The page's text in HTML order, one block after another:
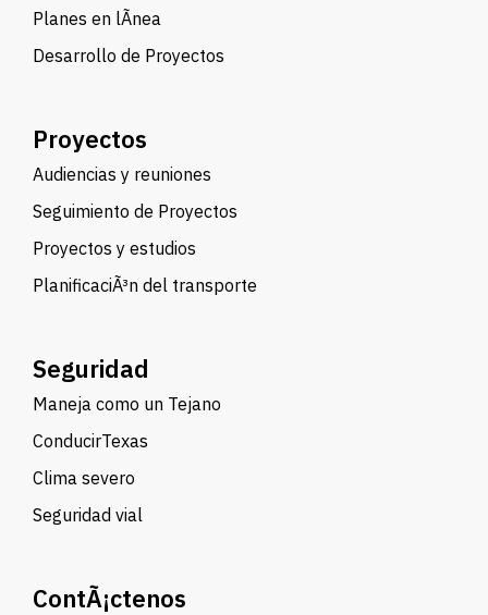
Planes en lÃ­nea
Desarrollo de Proyectos
Proyectos
Audiencias y reuniones
Seguimiento de Proyectos
Proyectos y estudios
PlanificaciÃ³n del transporte
Seguridad
Maneja como un Tejano
ConducirTexas
Clima severo
Seguridad vial
ContÃ¡ctenos